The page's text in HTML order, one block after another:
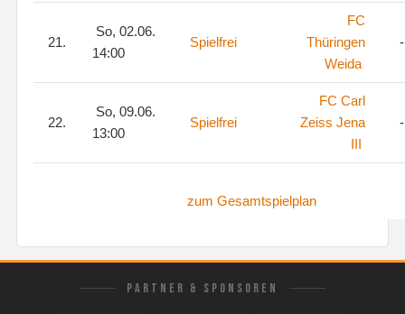
21.
So, 02.06.
14:00
Spielfrei
FC
Thüringen
Weida
22.
So, 09.06.
13:00
Spielfrei
FC Carl
Zeiss Jena
III
zum Gesamtspielplan
PARTNER & SPONSOREN